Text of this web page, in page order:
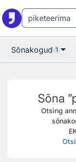
Sõnakogud 1
Sõna
Otsing